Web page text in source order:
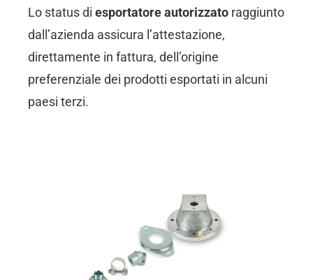
Lo status di esportatore autorizzato raggiunto
dall’azienda assicura l’attestazione,
direttamente in fattura, dell’origine
preferenziale dei prodotti esportati in alcuni
paesi terzi.